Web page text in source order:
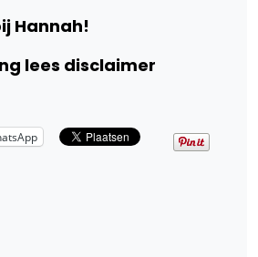
Hannah!
lees disclaimer